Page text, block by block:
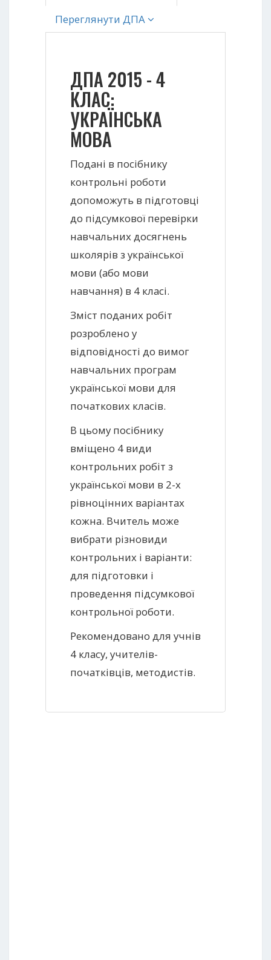
Переглянути ДПА
ДПА 2015 - 4
КЛАС:
УКРАЇНСЬКА
МОВА
Подані в посібнику
контрольні роботи
допоможуть в підготовці
до підсумкової перевірки
навчальних досягнень
школярів з української
мови (або мови
навчання) в 4 класі.
Зміст поданих робіт
розроблено у
відповідності до вимог
навчальних програм
української мови для
початкових класів.
В цьому посібнику
вміщено 4 види
контрольних робіт з
української мови в 2-х
рівноцінних варіантах
кожна. Вчитель може
вибрати різновиди
контрольних і варіанти:
для підготовки і
проведення підсумкової
контрольної роботи.
Рекомендовано для учнів
4 класу, учителів-
початківців, методистів.